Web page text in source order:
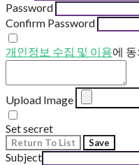
Password
Confirm Password
개인정보 수집 및 이용에
Upload Image
Set secret
Return To List Save
Subject